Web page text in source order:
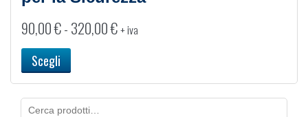
90,00€-320,00€Fascia
90,00 €
+ iva
Scegli